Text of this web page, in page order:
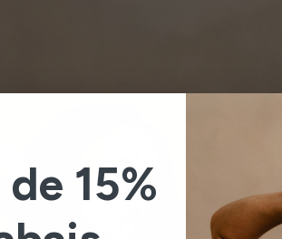
15%